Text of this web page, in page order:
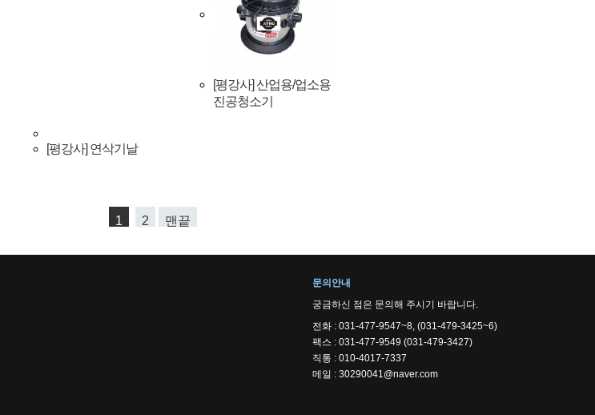
[평강사] 산업용/업소용
진공청소기
[평강사] 연삭기날
1 2 맨끝
문의안내
궁금하신 점은 문의해 주시기 바랍니다.
전화 : 031-477-9547~8, (031-479-3425~6)
팩스 : 031-477-9549 (031-479-3427)
직통 : 010-4017-7337
메일 : 30290041@naver.com